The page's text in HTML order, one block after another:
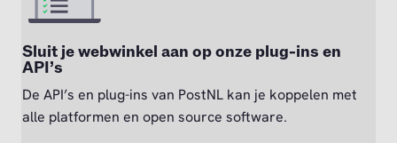
Sluit je webwinkel aan op onze plug-ins en
API’s
De API’s en plug-ins van PostNL kan je koppelen met
alle platformen en open source software.